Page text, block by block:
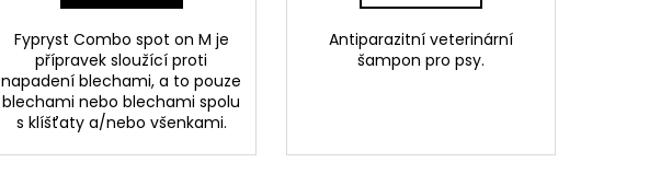
Fypryst Combo spot on M je
přípravek sloužící proti
napadení blechami, a to pouze
blechami nebo blechami spolu
s klíšťaty a/nebo všenkami.
Antiparazitní veterinární
šampon pro psy.